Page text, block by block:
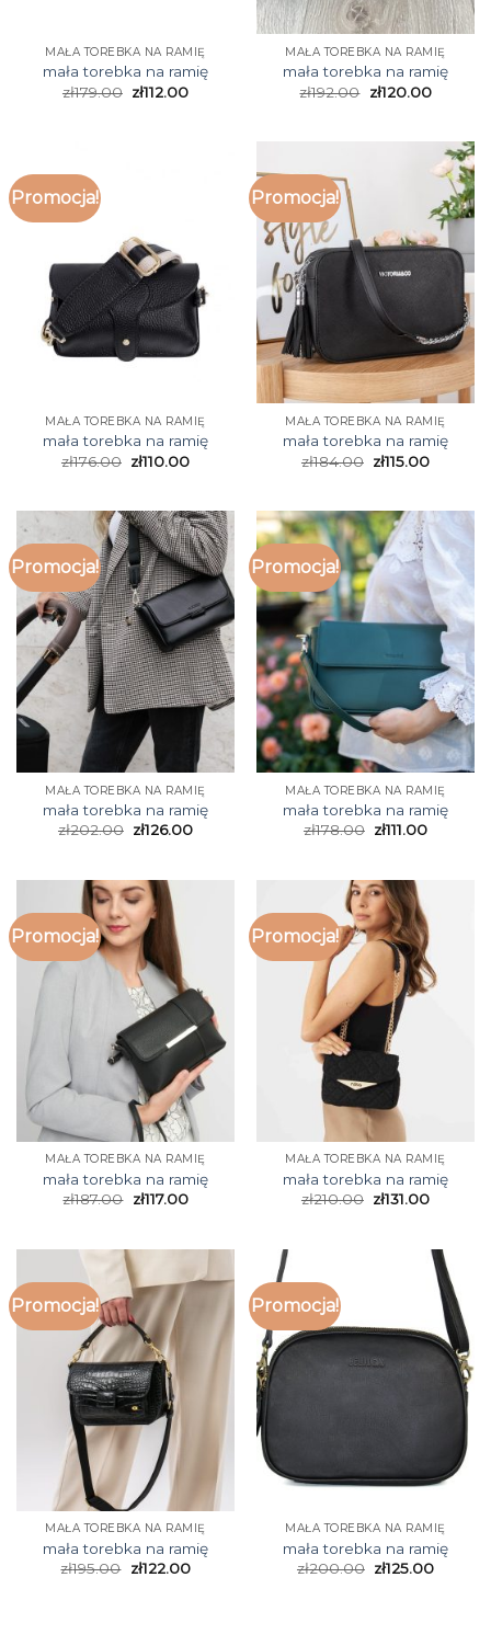
MAŁA TOREBKA NA RAMIĘ
mała torebka na ramię
zł179.00 zł112.00
MAŁA TOREBKA NA RAMIĘ
mała torebka na ramię
zł192.00 zł120.00
Promocja!
MAŁA TOREBKA NA RAMIĘ
mała torebka na ramię
zł176.00 zł110.00
Promocja!
MAŁA TOREBKA NA RAMIĘ
mała torebka na ramię
zł184.00 zł115.00
Promocja!
MAŁA TOREBKA NA RAMIĘ
mała torebka na ramię
zł202.00 zł126.00
Promocja!
MAŁA TOREBKA NA RAMIĘ
mała torebka na ramię
zł178.00 zł111.00
Promocja!
MAŁA TOREBKA NA RAMIĘ
mała torebka na ramię
zł187.00 zł117.00
Promocja!
MAŁA TOREBKA NA RAMIĘ
mała torebka na ramię
zł210.00 zł131.00
Promocja!
MAŁA TOREBKA NA RAMIĘ
mała torebka na ramię
zł195.00 zł122.00
Promocja!
MAŁA TOREBKA NA RAMIĘ
mała torebka na ramię
zł200.00 zł125.00